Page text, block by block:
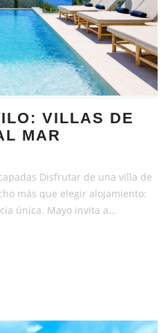
VILLAS DE
MAR
Disfrutar de una villa de
más que elegir alojamiento:
única. Mayo invita a…